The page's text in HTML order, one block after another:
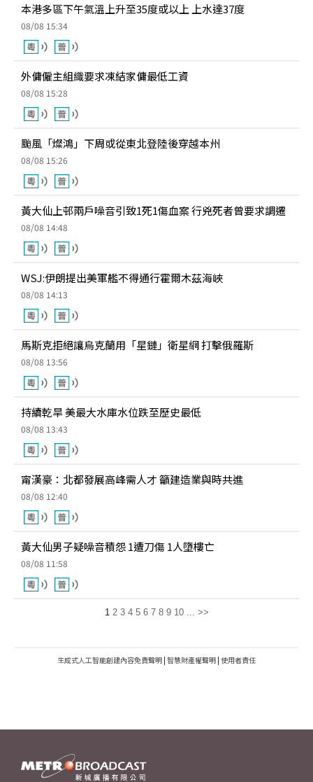
本港多區下午氣溫上升至35度或以上 上水達37度
08/08 15:34
外傭僱主組織要求凍結家傭最低工資
08/08 15:28
颱風「燦鴻」下周或從東北登陸後穿越本州
08/08 15:26
黃大仙上邨兩戶噪音引致1死1傷血案 行兇死者曾要求調遷
08/08 14:48
WSJ:伊朗提出美軍艦不得通行霍爾木茲海峽
08/08 14:13
馬斯克拒絕讓烏克蘭用「星鏈」衛星網 打擊俄羅斯
08/08 13:56
持續乾旱 美最大水庫水位跌至歷史最低
08/08 13:43
甯漢豪：北都發展高峰需人才 籲建造業與時共進
08/08 12:40
黃大仙男子疑噪音積怨 1遭刀傷 1人墮樓亡
08/08 11:58
1 2 3 4 5 6 7 8 9 10 ... >>
生成式人工智能創建內容免責聲明 | 智慧財產權聲明 | 使用者責任